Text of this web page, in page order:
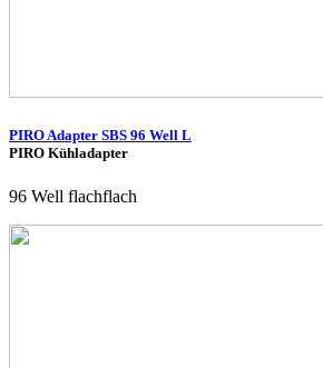
PIRO Adapter SBS 96 Well L
PIRO Kühladapter
96 Well flachflach